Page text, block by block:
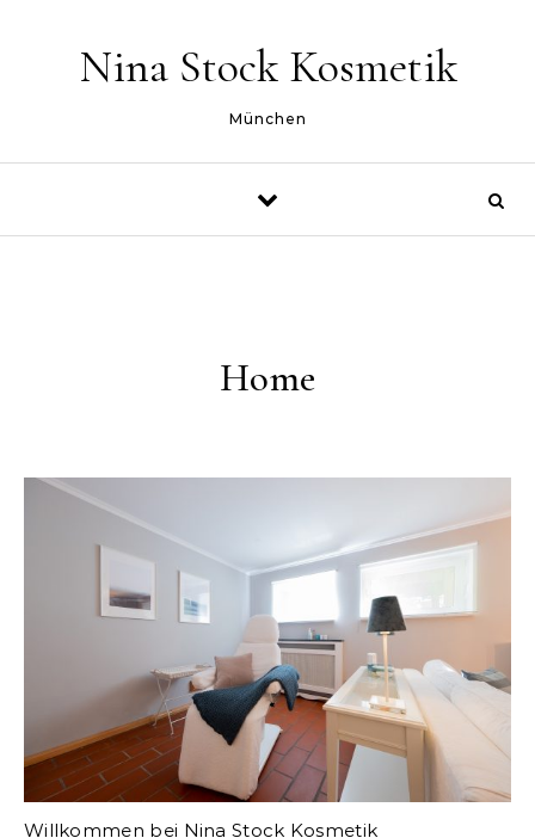
Nina Stock Kosmetik
München
Home
Willkommen bei Nina Stock Kosmetik